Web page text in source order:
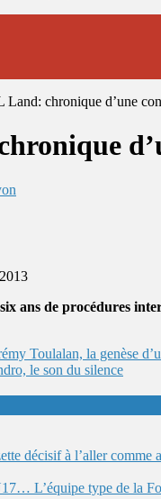
Land: chronique d’une
ans de procédures
Toulalan, la genèse
le son du silence
décisif à l’aller comme
L’équipe type de la